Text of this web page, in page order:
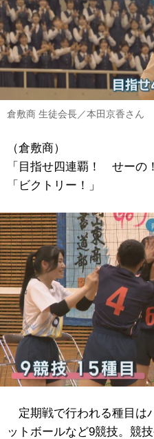
倉敷商 生徒会長／本田京香さん
（倉敷商）
「目指せ四連覇！ せーの
「ビクトリー！」
定期戦で行われる種目は
ットボールなど9競技。競